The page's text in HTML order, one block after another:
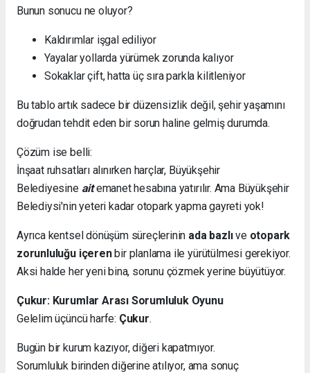
Bunun sonucu ne oluyor?
Kaldırımlar işgal ediliyor
Yayalar yollarda yürümek zorunda kalıyor
Sokaklar çift, hatta üç sıra parkla kilitleniyor
Bu tablo artık sadece bir düzensizlik değil, şehir yaşamını
doğrudan tehdit eden bir sorun haline gelmiş durumda.
Çözüm ise belli:
İnşaat ruhsatları alınırken harçlar, Büyükşehir
Belediyesine aitemanet hesabına yatırılır. Ama Büyükşehir
Belediysi'nin yeteri kadar otopark yapma gayreti yok!
Ayrıca kentsel dönüşüm süreçlerinin ada bazlıve otopark
zorunluluğu içerenbir planlama ile yürütülmesi gerekiyor.
Aksi halde her yeni bina, sorunu çözmek yerine büyütüyor.
Çukur: Kurumlar Arası Sorumluluk Oyunu
Gelelim üçüncü harfe: Çukur.
Bugün bir kurum kazıyor, diğeri kapatmıyor.
Sorumluluk birinden diğerine atılıyor, ama sonuç